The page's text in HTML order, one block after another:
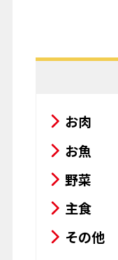
お肉
お魚
野菜
主食
その他